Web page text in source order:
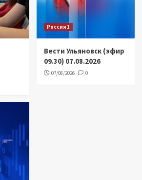
Россия 1
Вести Ульяновск (эфир
09.30) 07.08.2026
07/08/2026 0